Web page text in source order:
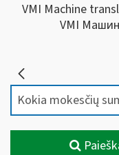
VMI Machine
VMI